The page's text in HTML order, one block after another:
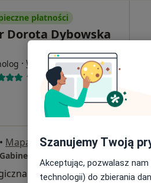
płatności
Dorota Dybowska
· Więcej
18 opinii
• Mapa
Psychologiczny
180 zł
Szanujemy Twoją
Akceptując, pozwalasz
technologii) do zbierania